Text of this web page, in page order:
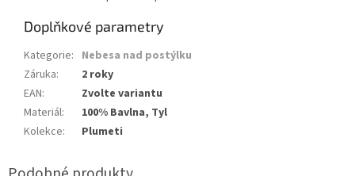
Doplňkové parametry
Kategorie: Nebesa nad postýlku
Záruka:
2 roky
EAN:
Zvolte variantu
Materiál:
100% Bavlna, Tyl
Kolekce: Plumeti